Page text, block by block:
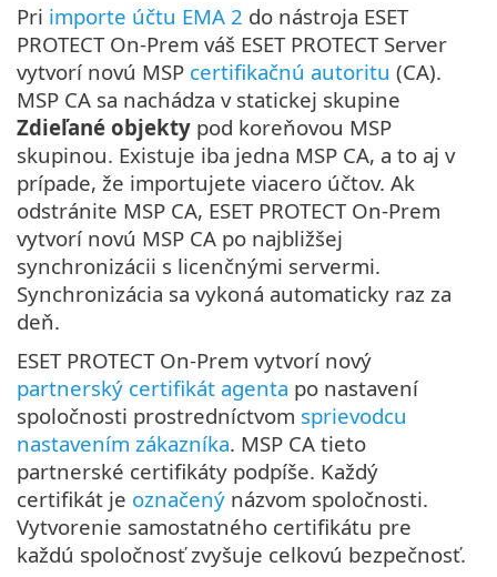
Pri importe účtu EMA 2 do nástroja ESET
PROTECT On-Prem váš ESET PROTECT Server
vytvorí novú MSP certifikačnú autoritu (CA).
MSP CA sa nachádza v statickej skupine
Zdieľané objekty pod koreňovou MSP
skupinou. Existuje iba jedna MSP CA, a to aj v
prípade, že importujete viacero účtov. Ak
odstránite MSP CA, ESET PROTECT On-Prem
vytvorí novú MSP CA po najbližšej
synchronizácii s licenčnými servermi.
Synchronizácia sa vykoná automaticky raz za
deň.
ESET PROTECT On-Prem vytvorí nový
partnerský certifikát agenta po nastavení
spoločnosti prostredníctvom sprievodcu
nastavením zákazníka. MSP CA tieto
partnerské certifikáty podpíše. Každý
certifikát je označený názvom spoločnosti.
Vytvorenie samostatného certifikátu pre
každú spoločnosť zvyšuje celkovú bezpečnosť.